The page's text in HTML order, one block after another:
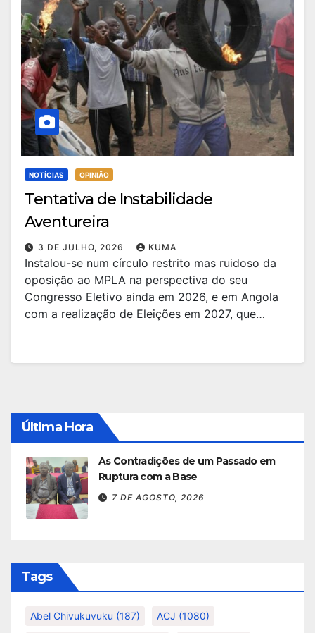
NOTÍCIAS OPINIÃO
Tentativa de Instabilidade
Aventureira
3 DE JULHO, 2026 KUMA
Instalou-se num círculo restrito mas ruidoso da
oposição ao MPLA na perspectiva do seu
Congresso Eletivo ainda em 2026, e em Angola
com a realização de Eleições em 2027, que…
Última Hora
As Contradições de um Passado em
Ruptura com a Base
7 DE AGOSTO, 2026
Tags
Abel Chivukuvuku (187) ACJ (1080)